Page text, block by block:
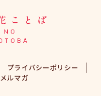
プライバシーポリシー
メルマガ